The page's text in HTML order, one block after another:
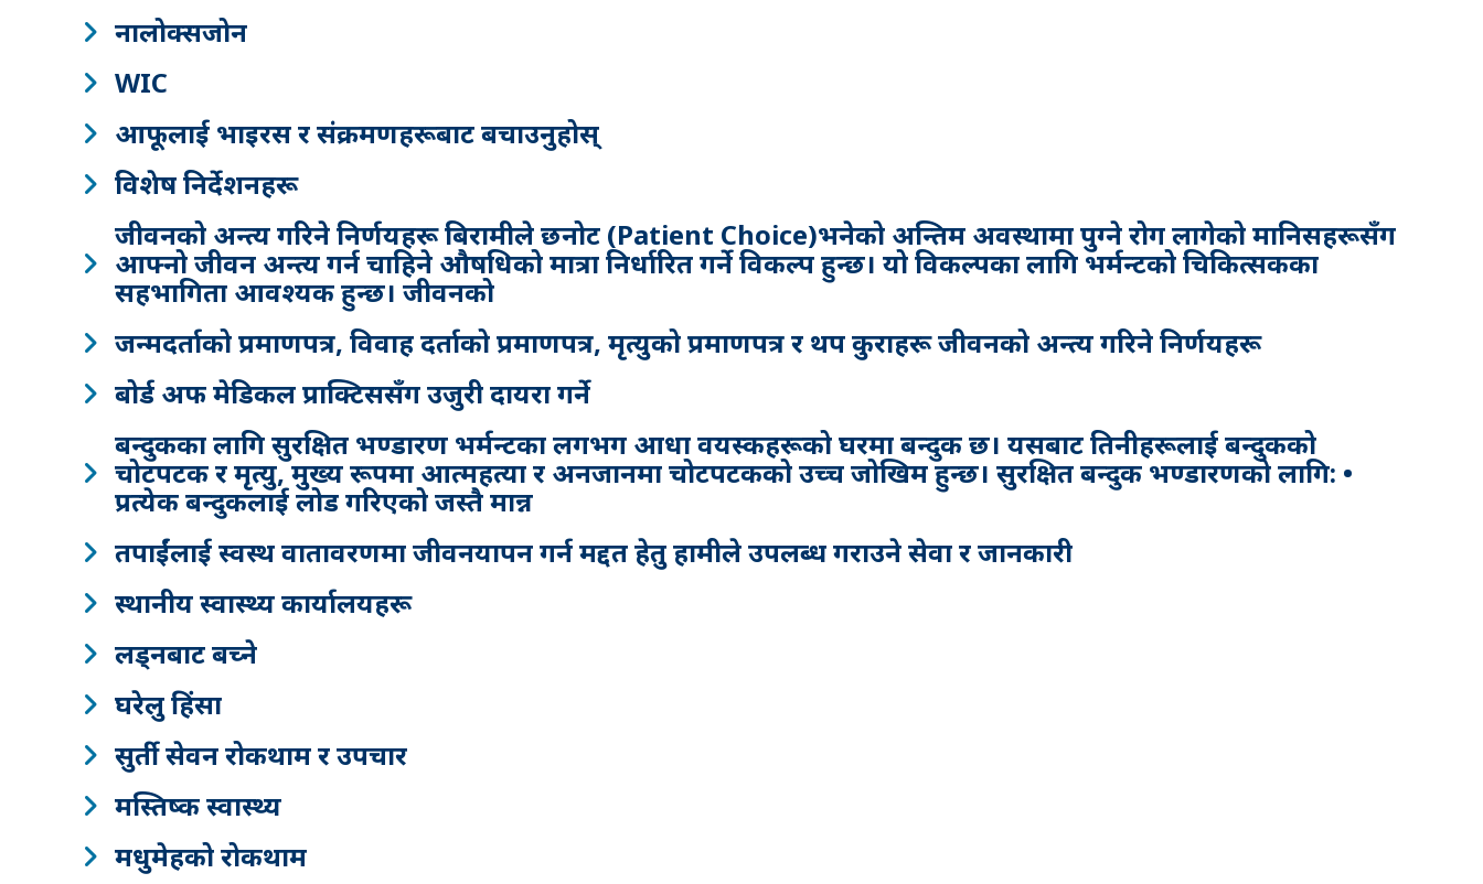
नालोक्सजोन
WIC
आफूलाई भाइरस र संक्रमणहरूबाट बचाउनुहोस्
विशेष निर्देशनहरू
जीवनको अन्त्य गरिने निर्णयहरू बिरामीले छनोट (Patient Choice)भनेको अन्तिम अवस्थामा पुग्ने रोग लागेको मानिसहरूसँग
आफ्नो जीवन अन्त्य गर्न चाहिने औषधिको मात्रा निर्धारित गर्ने विकल्प हुन्छ। यो विकल्पका लागि भर्मन्टको चिकित्सकका
सहभागिता आवश्यक हुन्छ। जीवनको
जन्मदर्ताको प्रमाणपत्र, विवाह दर्ताको प्रमाणपत्र, मृत्युको प्रमाणपत्र र थप कुराहरू जीवनको अन्त्य गरिने निर्णयहरू
बोर्ड अफ मेडिकल प्राक्टिससँग उजुरी दायरा गर्ने
बन्दुकका लागि सुरक्षित भण्डारण भर्मन्टका लगभग आधा वयस्कहरूको घरमा बन्दुक छ। यसबाट तिनीहरूलाई बन्दुकको
चोटपटक र मृत्यु, मुख्य रूपमा आत्महत्या र अनजानमा चोटपटकको उच्च जोखिम हुन्छ। सुरक्षित बन्दुक भण्डारणको लागि: •
प्रत्येक बन्दुकलाई लोड गरिएको जस्तै मान्न
तपाईंलाई स्वस्थ वातावरणमा जीवनयापन गर्न मद्दत हेतु हामीले उपलब्ध गराउने सेवा र जानकारी
स्थानीय स्वास्थ्य कार्यालयहरू
लड्नबाट बच्ने
घरेलु हिंसा
सुर्ती सेवन रोकथाम र उपचार
मस्तिष्क स्वास्थ्य
मधुमेहको रोकथाम